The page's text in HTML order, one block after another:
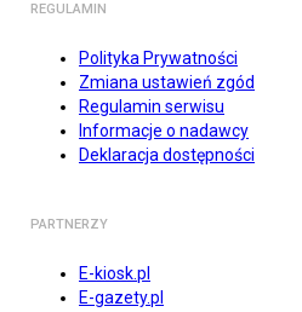
REGULAMIN
Polityka Prywatności
Zmiana ustawień zgód
Regulamin serwisu
Informacje o nadawcy
Deklaracja dostępności
PARTNERZY
E-kiosk.pl
E-gazety.pl